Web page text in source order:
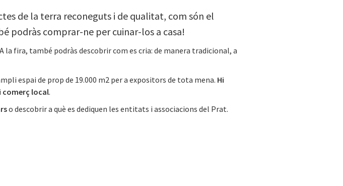
de la terra reconeguts i de qualitat, com són el
podràs comprar-ne per cuinar-los a casa!
fira, també podràs descobrir com es cria: de manera tradicional, a
espai de prop de 19.000 m2 per a expositors de tota mena. Hi
comerç local.
o descobrir a què es dediquen les entitats i associacions del Prat.